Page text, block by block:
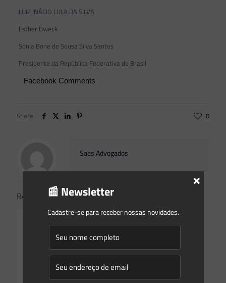
LUIZ INÁCIO LULA DA SILVA
Esther Dweck
Sonia Bone de Sousa Silva Santos
Presidente da República Federativa do Brasil
Facebook Comments
Share 0
Saes Advogados
Related posts📰 Newsletter
Cadastre-se para receber nossas novidades.
×